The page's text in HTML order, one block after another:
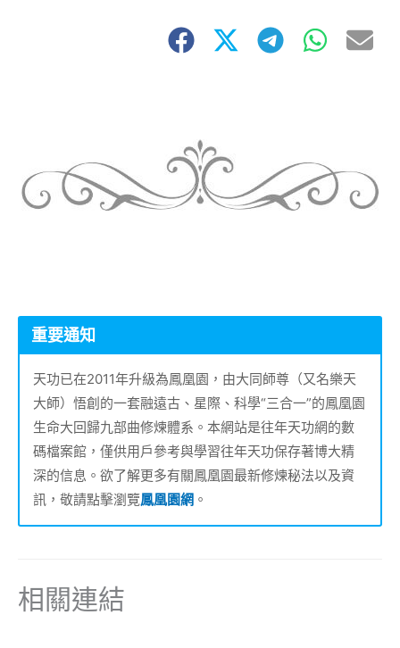
重要通知
天功已在2011年升級為鳳凰園，由大同師尊（又名樂天
大師）悟創的一套融遠古、星際、科學“三合一”的鳳凰園
生命大回歸九部曲修煉體系。本網站是往年天功網的數
碼檔案館，僅供用戶參考與學習往年天功保存著博大精
深的信息。欲了解更多有關鳳凰園最新修煉秘法以及資
訊，敬請點擊瀏覽鳳凰園網 。
相關連結